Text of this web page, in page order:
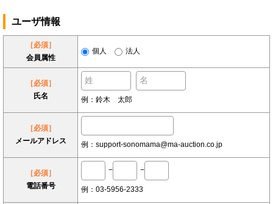
ユーザ情報
［必須］
会員属性
個人 法人
［必須］
氏名
例：鈴木 太郎
［必須］
メールアドレス
例：support-sonomama@ma-auction.co.jp
［必須］
電話番号
− −
例：03-5956-2333